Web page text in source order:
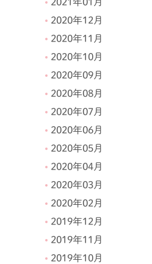
2020年12月
2020年11月
2020年10月
2020年09月
2020年08月
2020年07月
2020年06月
2020年05月
2020年04月
2020年03月
2020年02月
2019年12月
2019年11月
2019年10月